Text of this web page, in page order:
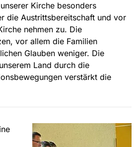
Kirche besonders
die Austrittsbereitschaft und vor
nehmen zu. Die
vor allem die Familien
Glauben weniger. Die
Land durch die
verstärkt die